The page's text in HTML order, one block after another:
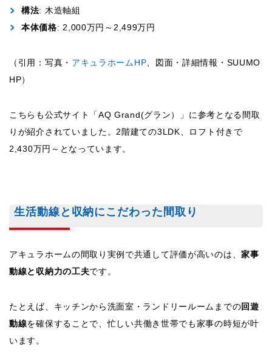
構法: 木造軸組
本体価格: 2,000万円～2,499万円
（引用：写真・ アキュラホームHP 、図面・詳細情報・SUUMO
HP）
こちらも公式サイト「AQ Grand(グラン）」に参考となる間取
りが紹介されていました。2階建ての3LDK、ロフト付きで
2,430万円～となっています。
生活動線と収納にこだわった間取り
アキュラホームの間取り実例で共通して評価が高いのは、家事
動線と収納力の工夫です。
たとえば、キッチンから洗面室・ランドリールームまでの回遊
動線を確保することで、忙しい共働き世帯でも家事の時短が叶
います。